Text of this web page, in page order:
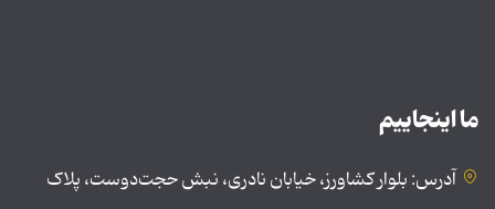
ما اینجاییم
آدرس: بلوار کشاورز، خیابان نادری، نبش حجت‌دوست، پلاک